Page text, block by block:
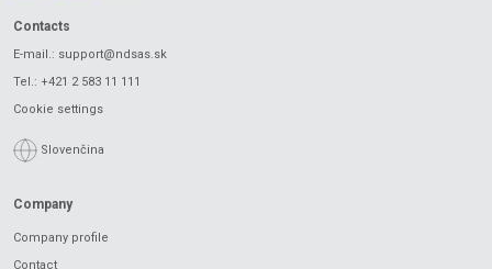
Contacts
E-mail.: support@ndsas.sk
Tel.: +421 2 583 11 111
Cookie settings
Slovenčina
Company
Company profile
Contact